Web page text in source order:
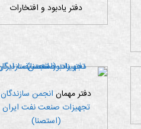
دفتر یادبود و افتخارات
دفتر مهمان انجمن سازندگان
تجهیزات صنعت نفت ایران
(استصنا)